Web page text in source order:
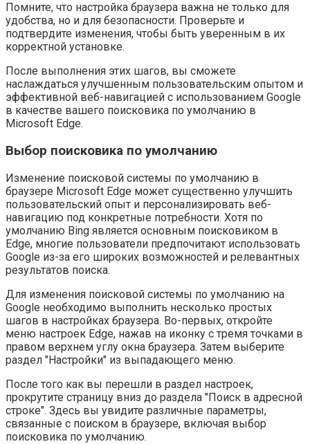
Помните, что настройка браузера важна не только для
удобства, но и для безопасности. Проверьте и
подтвердите изменения, чтобы быть уверенным в их
корректной установке.
После выполнения этих шагов, вы сможете
наслаждаться улучшенным пользовательским опытом и
эффективной веб-навигацией с использованием Google
в качестве вашего поисковика по умолчанию в
Microsoft Edge.
Выбор поисковика по умолчанию
Изменение поисковой системы по умолчанию в
браузере Microsoft Edge может существенно улучшить
пользовательский опыт и персонализировать веб-
навигацию под конкретные потребности. Хотя по
умолчанию Bing является основным поисковиком в
Edge, многие пользователи предпочитают использовать
Google из-за его широких возможностей и релевантных
результатов поиска.
Для изменения поисковой системы по умолчанию на
Google необходимо выполнить несколько простых
шагов в настройках браузера. Во-первых, откройте
меню настроек Edge, нажав на иконку с тремя точками в
правом верхнем углу окна браузера. Затем выберите
раздел "Настройки" из выпадающего меню.
После того как вы перешли в раздел настроек,
прокрутите страницу вниз до раздела "Поиск в адресной
строке". Здесь вы увидите различные параметры,
связанные с поиском в браузере, включая выбор
поисковика по умолчанию.